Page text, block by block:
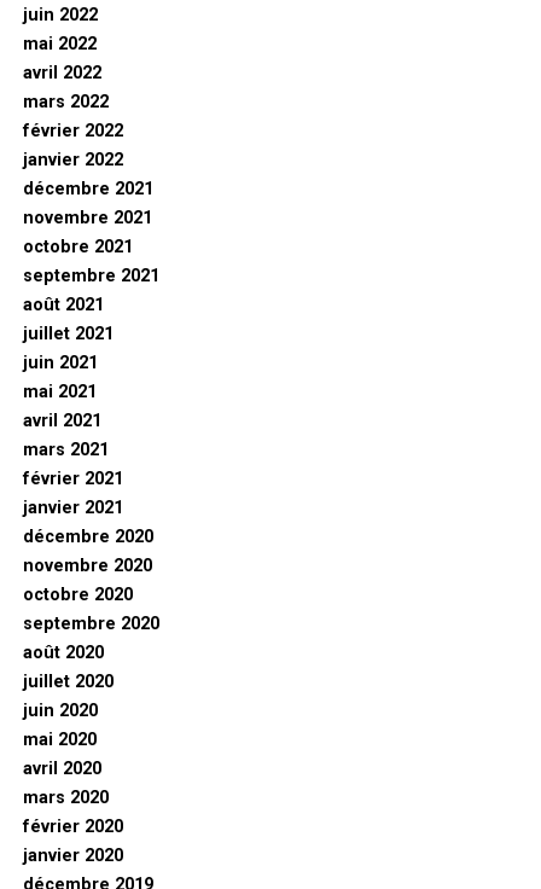
juin 2022
mai 2022
avril 2022
mars 2022
février 2022
janvier 2022
décembre 2021
novembre 2021
octobre 2021
septembre 2021
août 2021
juillet 2021
juin 2021
mai 2021
avril 2021
mars 2021
février 2021
janvier 2021
décembre 2020
novembre 2020
octobre 2020
septembre 2020
août 2020
juillet 2020
juin 2020
mai 2020
avril 2020
mars 2020
février 2020
janvier 2020
décembre 2019